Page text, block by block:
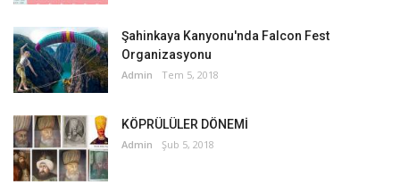
Şahinkaya Kanyonu'nda Falcon Fest
Organizasyonu
Admin Tem 5, 2018
KÖPRÜLÜLER DÖNEMİ
Admin Şub 5, 2018